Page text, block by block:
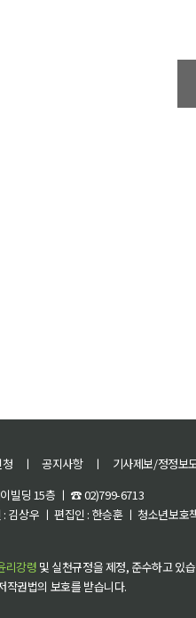
ㅣ 공지사항 ㅣ 기사제보/정정보
빌딩 15층 ㅣ ☎ 02)799-6713
상우 ㅣ 편집인 : 한승훈 ㅣ 청소년보호
리강령 및 실천규정을 제정, 준수하고 있
작권법의 보호를 받습니다.